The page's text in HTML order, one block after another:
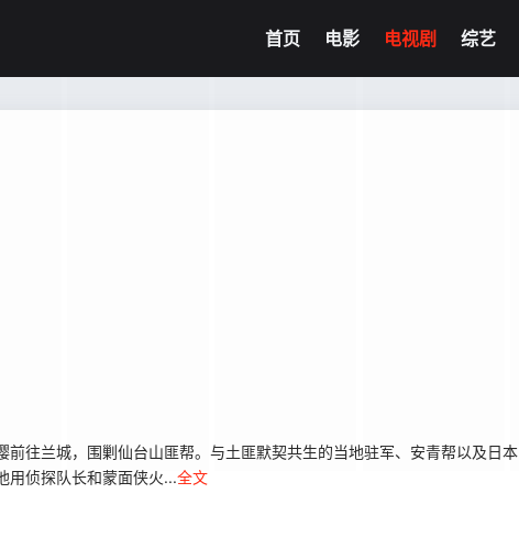
首页 电影 电视剧 综艺
往兰城，围剿仙台山匪帮。与土匪默契共生的当地驻军、安青帮以及日本
用侦探队长和蒙面侠火...全文